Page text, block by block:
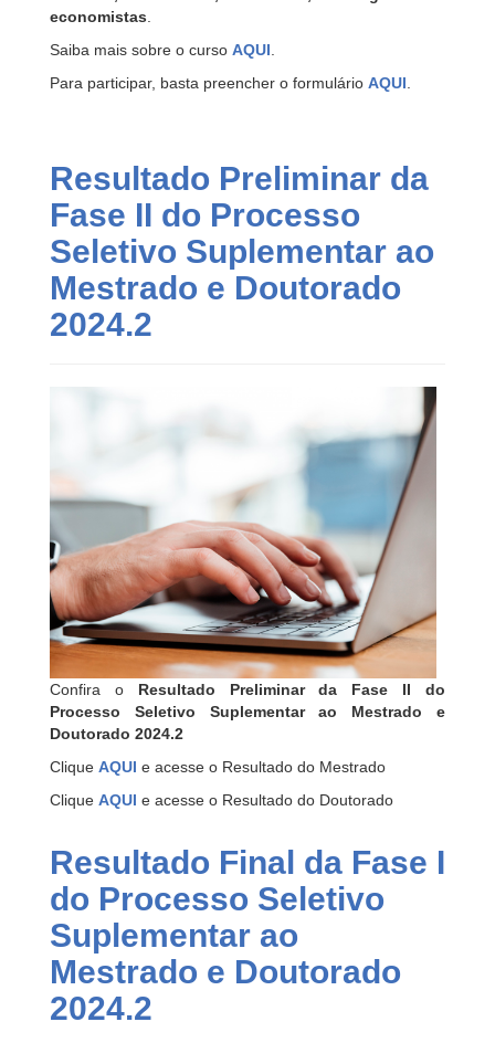
economistas
Saiba mais sobre o curso AQUI
Para participar, basta preencher o formulário AQUI
Resultado Preliminar da
Fase II do Processo
Seletivo Suplementar ao
Mestrado e Doutorado
2024.2
Confira o Resultado Preliminar da Fase II do
Processo Seletivo Suplementar ao Mestrado e
Doutorado 2024.2
Clique AQUI e acesse o Resultado do Mestrado
Clique AQUI e acesse o Resultado do Doutorado
Resultado Final da Fase I
do Processo Seletivo
Suplementar ao
Mestrado e Doutorado
2024.2